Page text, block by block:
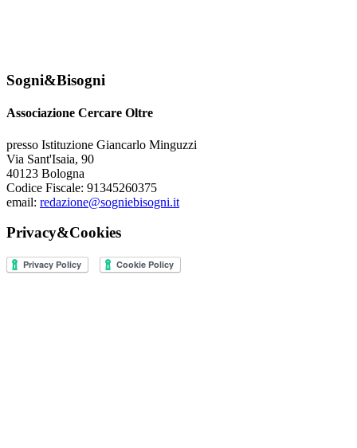
Sogni&Bisogni
Associazione Cercare Oltre
presso Istituzione Giancarlo Minguzzi
Via Sant'Isaia, 90
40123 Bologna
Codice Fiscale: 91345260375
email: redazione@sogniebisogni.it
Privacy&Cookies